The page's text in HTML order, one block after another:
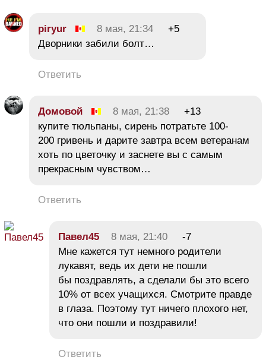
piryur 8 мая, 21:34
+5
Дворники забили болт…
Ответить
Домовой 8 мая, 21:38
+13
купите тюльпаны, сирень потратьте 100-
200 гривень и дарите завтра всем ветеранам
хоть по цветочку и заснете вы с самым
прекрасным чувством…
Ответить
Павел45 8 мая, 21:40
-7
Мне кажется тут немного родители
лукавят, ведь их дети не пошли
бы поздравлять, а сделали бы это всего
10% от всех учащихся. Смотрите правде
в глаза. Поэтому тут ничего плохого нет,
что они пошли и поздравили!
Ответить